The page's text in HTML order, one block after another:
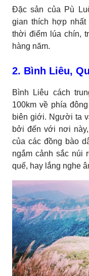
Đặc sản của Pù
gian thích hợp
thời điểm lúa chín,
hàng năm.
2. Bình Liêu,
Bình Liêu cách
100km về phía
biên giới. Người ta
bởi đến với nơi
của các đồng bào
ngắm cảnh sắc núi
quế, hay lắng nghe